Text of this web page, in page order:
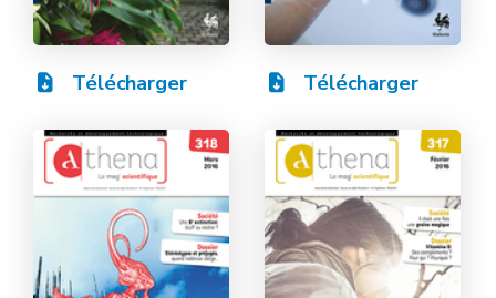
Télécharger Télécharger